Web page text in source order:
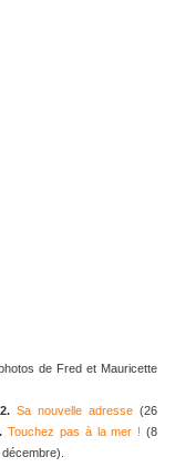
de Fred et Mauricette
2. Sa nouvelle adresse (26
Touchez pas à la mer ! (8